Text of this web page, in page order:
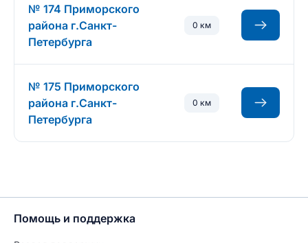
№ 174 Приморского
района г.Санкт-
Петербурга
0 км
№ 175 Приморского
района г.Санкт-
Петербурга
0 км
Помощь и поддержка